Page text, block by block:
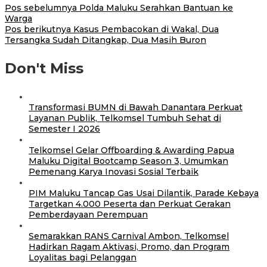
Pos sebelumnya Polda Maluku Serahkan Bantuan ke
Warga
Pos berikutnya Kasus Pembacokan di Wakal, Dua
Tersangka Sudah Ditangkap, Dua Masih Buron
Don't Miss
Transformasi BUMN di Bawah Danantara Perkuat
Layanan Publik, Telkomsel Tumbuh Sehat di
Semester I 2026
Telkomsel Gelar Offboarding & Awarding Papua
Maluku Digital Bootcamp Season 3, Umumkan
Pemenang Karya Inovasi Sosial Terbaik
PIM Maluku Tancap Gas Usai Dilantik, Parade Kebaya
Targetkan 4.000 Peserta dan Perkuat Gerakan
Pemberdayaan Perempuan
Semarakkan RANS Carnival Ambon, Telkomsel
Hadirkan Ragam Aktivasi, Promo, dan Program
Loyalitas bagi Pelanggan